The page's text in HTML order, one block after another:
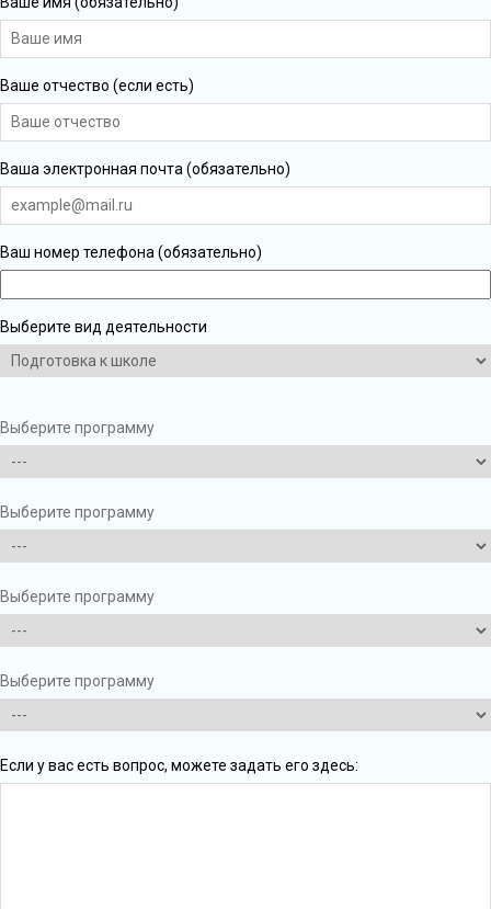
Ваше отчество (если есть)
Ваша электронная почта (обязательно)
Ваш номер телефона (обязательно)
Выберите вид деятельности
Выберите программу
Выберите программу
Выберите программу
Выберите программу
Если у вас есть вопрос, можете задать его здесь: